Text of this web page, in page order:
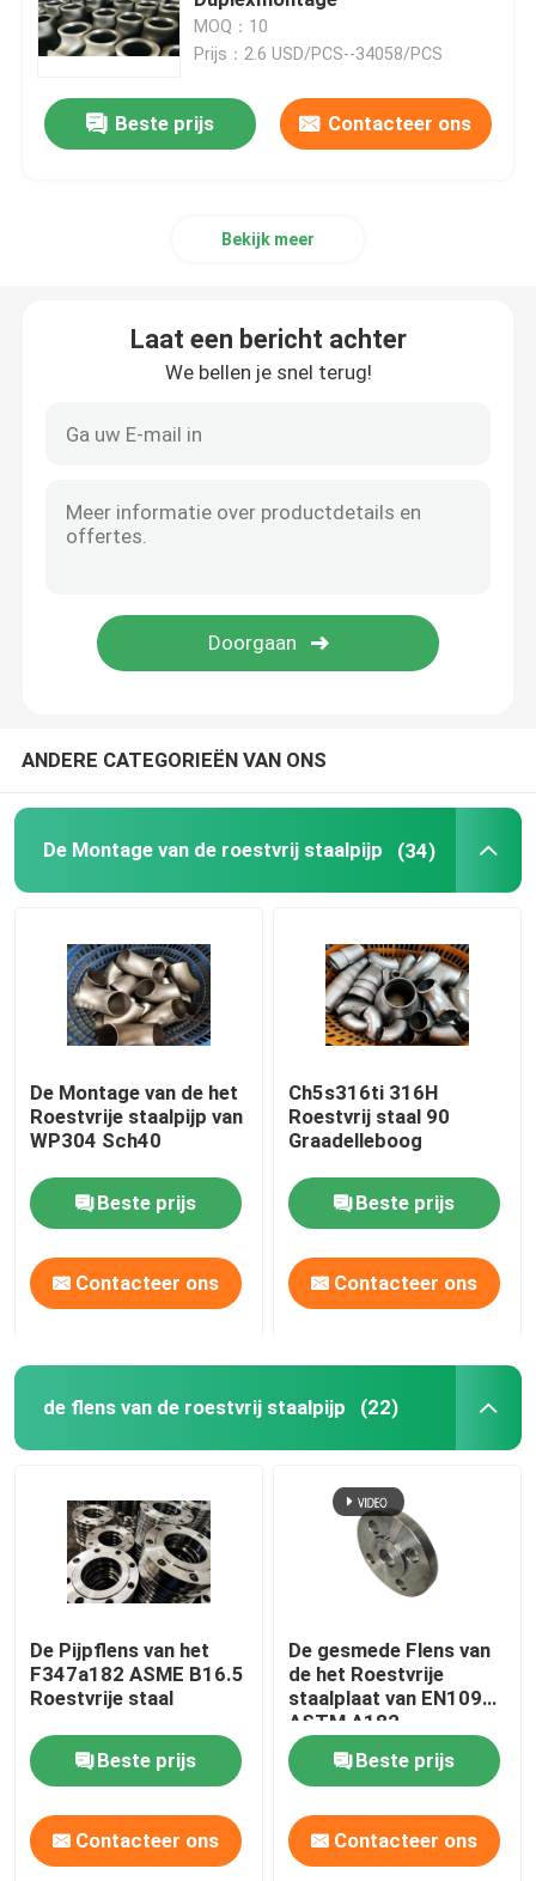
de kappen van de roestvrij staalpijp
De Montage van de contactdoospijp
roestvrij staal blinde flens
misstap op flens
De Flens van de lassenhals
De pijpmontage van de nikkellegering
MOQ：10
Prijs：2.6 USD/PCS--34058/PCS
Beste prijs Contacteer ons
Bekijk meer
Laat een bericht achter
We bellen je snel terug!
ANDERE CATEGORIEËN VAN ONS
De Montage van de roestvrij staalpijp (34)
De Montage van de het
Roestvrije staalpijp van
WP304 Sch40
Beste prijs
Contacteer ons
Ch5s316ti 316H
Roestvrij staal 90
Graadelleboog
Beste prijs
Contacteer ons
de flens van de roestvrij staalpijp (22)
De Pijpflens van het
F347a182 ASME B16.5
Roestvrije staal
Beste prijs
Contacteer ons
De gesmede Flens van
de het Roestvrije
staalplaat van EN1092
ASTM A182
Beste prijs
Contacteer ons